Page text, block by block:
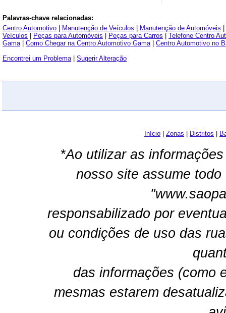
Palavras-chave relacionadas:
Centro Automotivo
Manutenção de Veículos Manutenção de Automóveis
Veículos
Peças para Automóveis Peças para Carros
Telefone Centro
Gama| Como Chegar na Centro Automotivo Gama| Centro Automotivo no
Encontrei um Problema| Sugerir Alteração
Início Zonas Distritos
*Ao utilizar as
nosso site assume
responsabilizado por
ou condições de uso das
das informações (como
mesmas estarem